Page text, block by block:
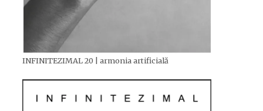
INFINITEZIMAL 20 | armonia artificială